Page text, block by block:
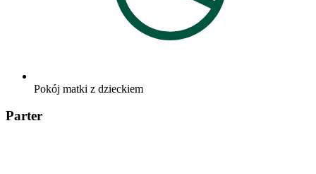
Pokój matki z dzieckiem
Parter